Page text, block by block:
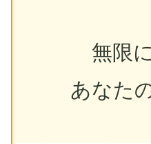
無限
あなた